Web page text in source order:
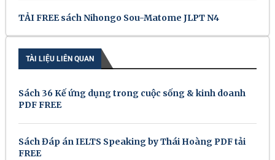
TẢI FREE sách Nihongo Sou-Matome JLPT N4
TÀI LIỆU LIÊN QUAN
Sách 36 Kế ứng dụng trong cuộc sống & kinh doanh
PDF FREE
Sách Đáp án IELTS Speaking by Thái Hoàng PDF tải
FREE